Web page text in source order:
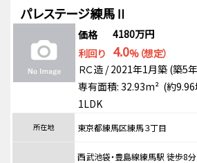
パレステージ練馬Ⅱ
価格
4180万円
利回り 4.0%（想定）
ＲＣ造 / 2021年1月築 (築5
専有面積: 32.93m² (約9.96
1LDK
所在地 東京都練馬区練馬３丁目
西武池袋・豊島線練馬駅 徒歩8分